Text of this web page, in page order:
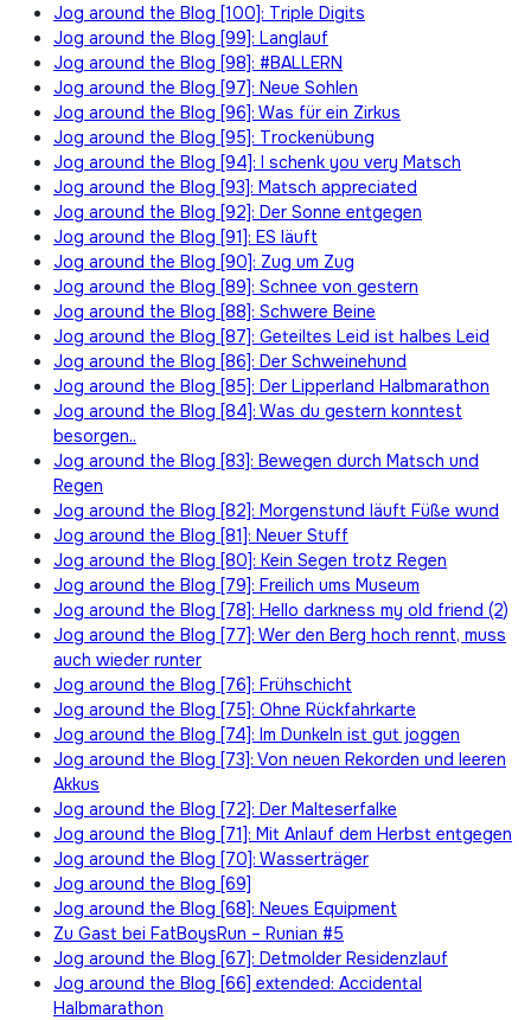
Jog around the Blog [100]: Triple Digits
Jog around the Blog [99]: Langlauf
Jog around the Blog [98]: #BALLERN
Jog around the Blog [97]: Neue Sohlen
Jog around the Blog [96]: Was für ein Zirkus
Jog around the Blog [95]: Trockenübung
Jog around the Blog [94]: I schenk you very Matsch
Jog around the Blog [93]: Matsch appreciated
Jog around the Blog [92]: Der Sonne entgegen
Jog around the Blog [91]: ES läuft
Jog around the Blog [90]: Zug um Zug
Jog around the Blog [89]: Schnee von gestern
Jog around the Blog [88]: Schwere Beine
Jog around the Blog [87]: Geteiltes Leid ist halbes Leid
Jog around the Blog [86]: Der Schweinehund
Jog around the Blog [85]: Der Lipperland Halbmarathon
Jog around the Blog [84]: Was du gestern konntest
besorgen..
Jog around the Blog [83]: Bewegen durch Matsch und
Regen
Jog around the Blog [82]: Morgenstund läuft Füße wund
Jog around the Blog [81]: Neuer Stuff
Jog around the Blog [80]: Kein Segen trotz Regen
Jog around the Blog [79]: Freilich ums Museum
Jog around the Blog [78]: Hello darkness my old friend (2)
Jog around the Blog [77]: Wer den Berg hoch rennt, muss
auch wieder runter
Jog around the Blog [76]: Frühschicht
Jog around the Blog [75]: Ohne Rückfahrkarte
Jog around the Blog [74]: Im Dunkeln ist gut joggen
Jog around the Blog [73]: Von neuen Rekorden und leeren
Akkus
Jog around the Blog [72]: Der Malteserfalke
Jog around the Blog [71]: Mit Anlauf dem Herbst entgegen
Jog around the Blog [70]: Wasserträger
Jog around the Blog [69]
Jog around the Blog [68]: Neues Equipment
Zu Gast bei FatBoysRun – Runian #5
Jog around the Blog [67]: Detmolder Residenzlauf
Jog around the Blog [66] extended: Accidental
Halbmarathon